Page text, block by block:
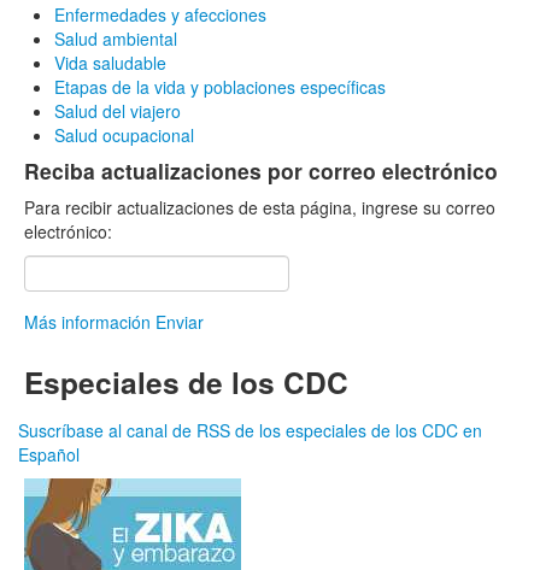
Enfermedades y afecciones
Salud ambiental
Vida saludable
Etapas de la vida y poblaciones específicas
Salud del viajero
Salud ocupacional
Reciba actualizaciones por correo electrónico
Para recibir actualizaciones de esta página, ingrese su correo
electrónico:
Más información Enviar
Especiales de los CDC
Suscríbase al canal de RSS de los especiales de los CDC en
Español